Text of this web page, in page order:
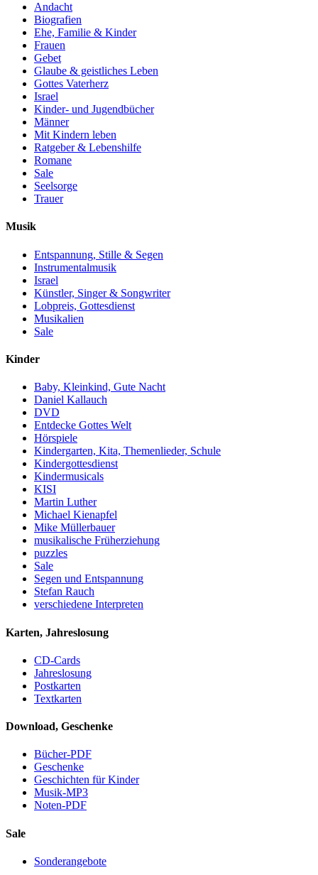
Andacht
Biografien
Ehe, Familie & Kinder
Frauen
Gebet
Glaube & geistliches Leben
Gottes Vaterherz
Israel
Kinder- und Jugendbücher
Männer
Mit Kindern leben
Ratgeber & Lebenshilfe
Romane
Sale
Seelsorge
Trauer
Musik
Entspannung, Stille & Segen
Instrumentalmusik
Israel
Künstler, Singer & Songwriter
Lobpreis, Gottesdienst
Musikalien
Sale
Kinder
Baby, Kleinkind, Gute Nacht
Daniel Kallauch
DVD
Entdecke Gottes Welt
Hörspiele
Kindergarten, Kita, Themenlieder, Schule
Kindergottesdienst
Kindermusicals
KISI
Martin Luther
Michael Kienapfel
Mike Müllerbauer
musikalische Früherziehung
puzzles
Sale
Segen und Entspannung
Stefan Rauch
verschiedene Interpreten
Karten, Jahreslosung
CD-Cards
Jahreslosung
Postkarten
Textkarten
Download, Geschenke
Bücher-PDF
Geschenke
Geschichten für Kinder
Musik-MP3
Noten-PDF
Sale
Sonderangebote